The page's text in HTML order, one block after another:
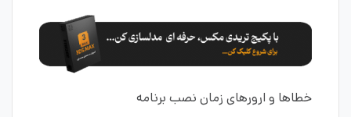
خطاها و ارورهای زمان نصب برنامه